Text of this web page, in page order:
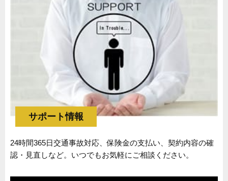
サポート情報
24時間365日交通事故対応、保険金の支払い、契約内容の確
認・見直しなど。いつでもお気軽にご相談ください。